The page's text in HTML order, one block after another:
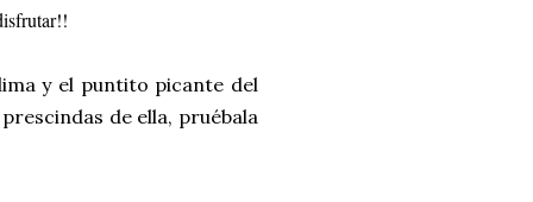
y el puntito picante del
de ella, pruébala